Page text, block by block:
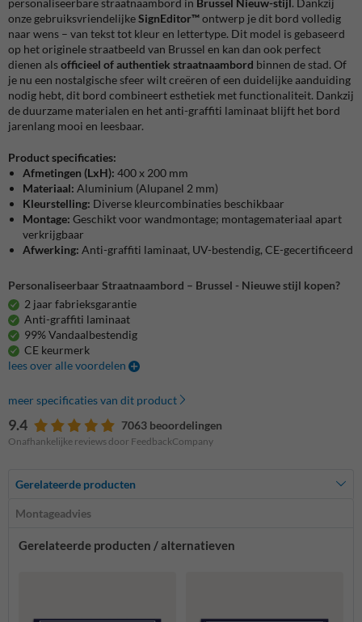
personaliseerbare straatnaambord in Brussel Nieuw-stijl. Dankzij
onze gebruiksvriendelijkeSignEditor™ontwerp je dit bord volledig
naar wens – van tekst tot kleur en lettertype. Dit model is gebaseerd
op het originele straatbeeld van Brussel en kan dan ook perfect
dienen alsofficieel of authentiek straatnaambord binnen de stad. Of
je nu een nostalgische sfeer wilt creëren of een duidelijke aanduiding
nodig hebt, dit bord combineert esthetiek met functionaliteit. Dankzij
de duurzame materialen en het anti-graffiti laminaat blijft het bord
jarenlang mooi en leesbaar.
Product specificaties:
Afmetingen (LxH): 400 x 200 mm
Materiaal: Aluminium (Alupanel 2 mm)
Kleurstelling: Diverse kleurcombinaties beschikbaar
Montage: Geschikt voor wandmontage; montagemateriaal apart
verkrijgbaar
Afwerking: Anti-graffiti laminaat, UV-bestendig, CE-gecertificeerd
Personaliseerbaar Straatnaambord – Brussel - Nieuwe stijl kopen?
2 jaar fabrieksgarantie
Anti-graffiti laminaat
99% Vandaalbestendig
CE keurmerk
lees over alle voordelen
meer specificaties van dit product
9.4 7063 beoordelingen
Onafhankelijke reviews door FeedbackCompany
Gerelateerde producten
Montageadvies
Gerelateerde producten / alternatieven